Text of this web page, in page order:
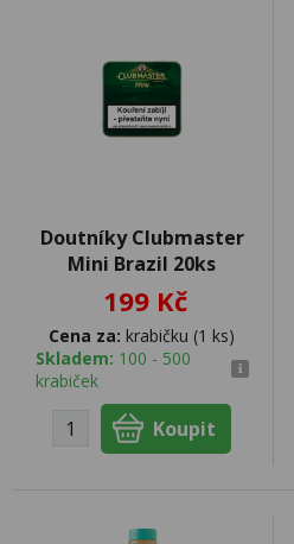
Doutníky Clubmaster
Mini Brazil 20ks
199 Kč
Cena za: krabičku (1 ks)
Skladem: 100 - 500
krabiček